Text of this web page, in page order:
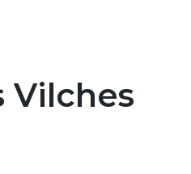
Vilches